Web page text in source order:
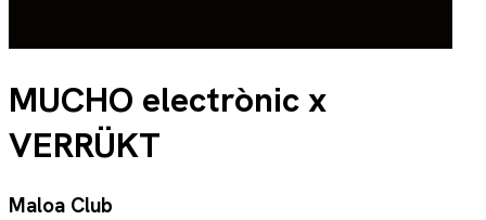
MUCHO electrònic x
VERRÜKT
Maloa Club